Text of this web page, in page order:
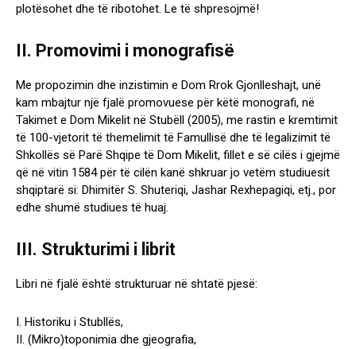
plotësohet dhe të ribotohet. Le të shpresojmë!
II. Promovimi i monografisë
Me propozimin dhe inzistimin e Dom Rrok Gjonlleshajt, unë
kam mbajtur një fjalë promovuese për këtë monografi, në
Takimet e Dom Mikelit në Stubëll (2005), me rastin e kremtimit
të 100-vjetorit të themelimit të Famullisë dhe të legalizimit të
Shkollës së Parë Shqipe të Dom Mikelit, fillet e së cilës i gjejmë
që në vitin 1584 për të cilën kanë shkruar jo vetëm studiuesit
shqiptarë si: Dhimitër S. Shuteriqi, Jashar Rexhepagiqi, etj., por
edhe shumë studiues të huaj.
III. Strukturimi i librit
Libri në fjalë është strukturuar në shtatë pjesë:
I. Historiku i Stubllës,
II. (Mikro)toponimia dhe gjeografia,